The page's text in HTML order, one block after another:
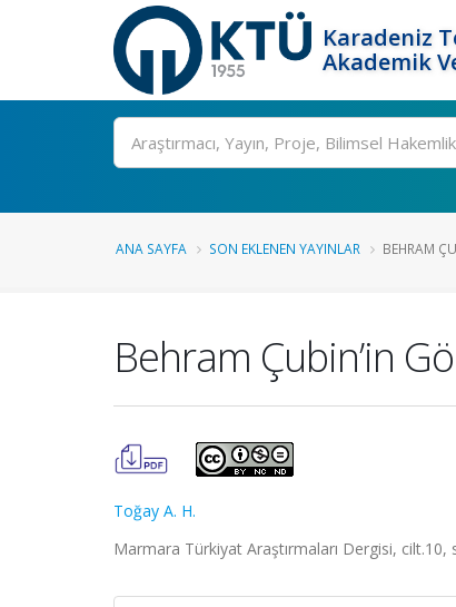
Karadeniz
Akademik
Ara
ANA SAYFA SON EKLENEN YAYINLAR BEHRAM
Behram Çubin’in
Toğay A. H.
Marmara Türkiyat Araştırmaları Dergisi, cilt.10,